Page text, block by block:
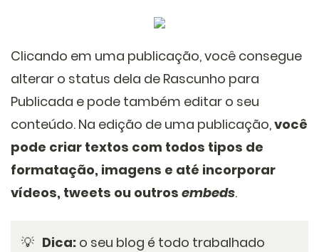
Clicando em uma publicação, você consegue
alterar o status dela de Rascunho para
Publicada e pode também editar o seu
conteúdo. Na edição de uma publicação,você
pode criar textos com todos tipos de
formatação, imagens e até incorporar
vídeos, tweets ou outros embeds.
💡 Dica: o seu blog é todo trabalhado